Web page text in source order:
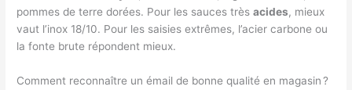
pommes de terre dorées. Pour les sauces trèsacides, mieux
vaut l’inox 18/10. Pour les saisies extrêmes, l’acier carbone ou
la fonte brute répondent mieux.
Comment reconnaître un émail de bonne qualité en magasin ?